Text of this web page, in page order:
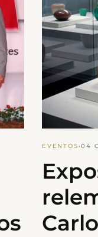
EVENTOS·04